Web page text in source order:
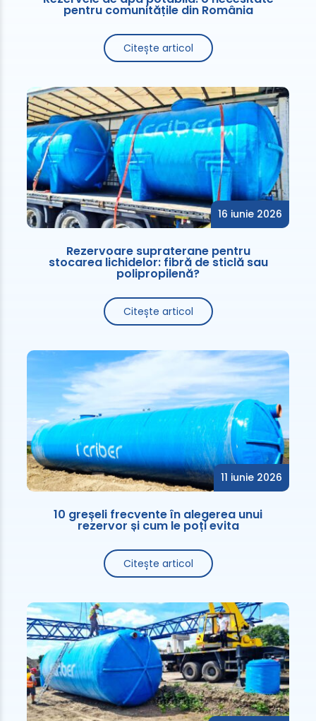
pentru comunitățile din România
Citește articol
16 iunie 2026
Rezervoare supraterane pentru
stocarea lichidelor: fibră de sticlă sau
polipropilenă?
Citește articol
11 iunie 2026
10 greșeli frecvente în alegerea unui
rezervor și cum le poți evita
Citește articol